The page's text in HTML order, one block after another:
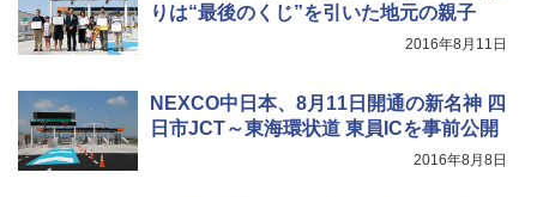
りは“最後のくじ”を引いた地元の親子
2016年8月11日
NEXCO中日本、8月11日開通の新名神 四
日市JCT～東海環状道 東員ICを事前公開
2016年8月8日